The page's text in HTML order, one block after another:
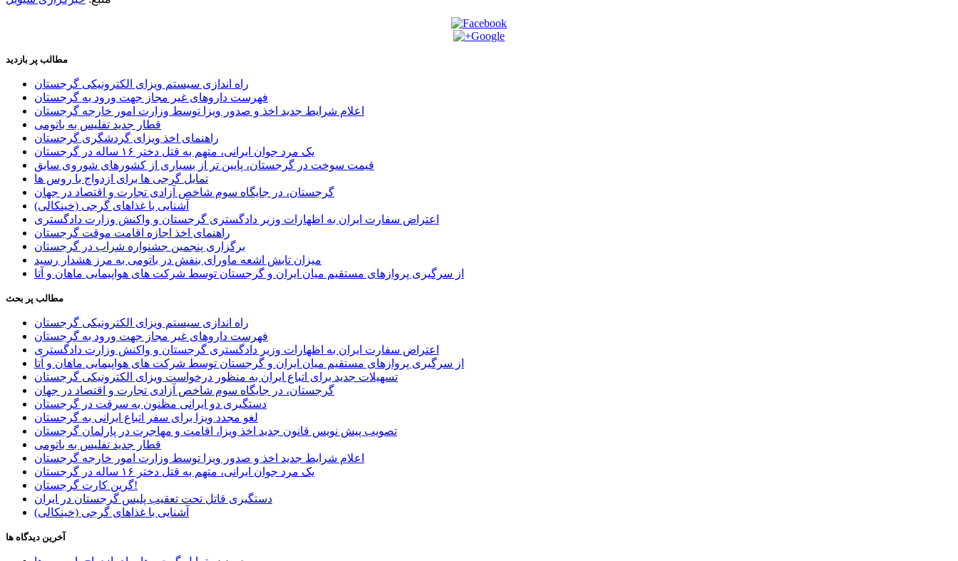
مطالب پر بازدید
راه اندازی سیستم ویزای الکترونیکی گرجستان
فهرست داروهای غیر مجاز جهت ورود به گرجستان
اعلام شرایط جدید اخذ و صدور ویزا توسط وزارت امور خارجه گرجستان
قطار جدید تفلیس به باتومی
راهنمای اخذ ویزای گردشگری گرجستان
یک مرد جوان ایرانی، متهم به قتل دختر ۱۶ ساله در گرجستان
قیمت سوخت در گرجستان، پایین تر از بسیاری از کشورهای شوروی سابق
تمایل گرجی ها برای ازدواج با روس ها
گرجستان، در جایگاه سوم شاخص آزادی تجارت و اقتصاد در جهان
آشنایی با غذاهای گرجی (خینکالی)
اعتراض سفارت ایران به اظهارات وزیر دادگستری گرجستان و واکنش وزارت دادگستری
راهنمای اخذ اجازه اقامت موقت گرجستان
برگزاری پنجمین جشنواره شراب در گرجستان
میزان تابش اشعه ماورای بنفش در باتومی به مرز هشدار رسید
از سرگیری پروازهای مستقیم میان ایران و گرجستان توسط شرکت های هواپیمایی ماهان و آتا
مطالب پر بحث
راه اندازی سیستم ویزای الکترونیکی گرجستان
فهرست داروهای غیر مجاز جهت ورود به گرجستان
اعتراض سفارت ایران به اظهارات وزیر دادگستری گرجستان و واکنش وزارت دادگستری
از سرگیری پروازهای مستقیم میان ایران و گرجستان توسط شرکت های هواپیمایی ماهان و آتا
تسهیلات جدید برای اتباع ایران به منظور درخواست ویزای الکترونیکی گرجستان
گرجستان، در جایگاه سوم شاخص آزادی تجارت و اقتصاد در جهان
دستگیری دو ایرانی مظنون به سرقت در گرجستان
لغو مجدد ویزا برای سفر اتباع ایرانی به گرجستان
تصویب پیش نویس قانون جدید اخذ ویزا، اقامت و مهاجرت در پارلمان گرجستان
قطار جدید تفلیس به باتومی
اعلام شرایط جدید اخذ و صدور ویزا توسط وزارت امور خارجه گرجستان
یک مرد جوان ایرانی، متهم به قتل دختر ۱۶ ساله در گرجستان
گرین کارت گرجستان!
دستگیری قاتل تحت تعقیب پلیس گرجستان در ایران
آشنایی با غذاهای گرجی (خینکالی)
آخرین دیدگاه ها